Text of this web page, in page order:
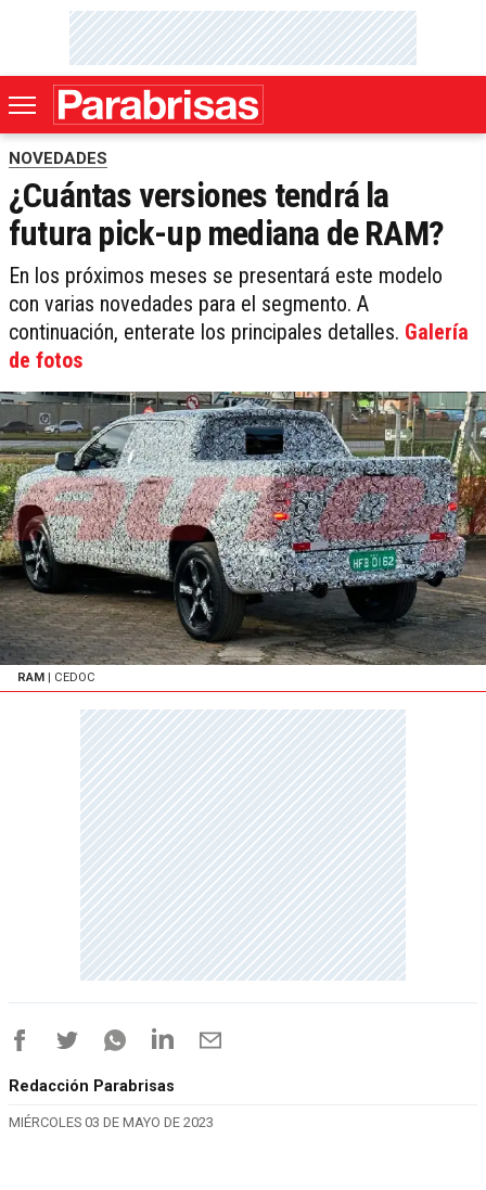
NOVEDADES
¿Cuántas versiones tendrá la
futura pick-up mediana de RAM?
En los próximos meses se presentará este modelo
con varias novedades para el segmento. A
continuación, enterate los principales detalles. Galería
de fotos
RAM | CEDOC
Redacción Parabrisas
MIÉRCOLES 03 DE MAYO DE 2023